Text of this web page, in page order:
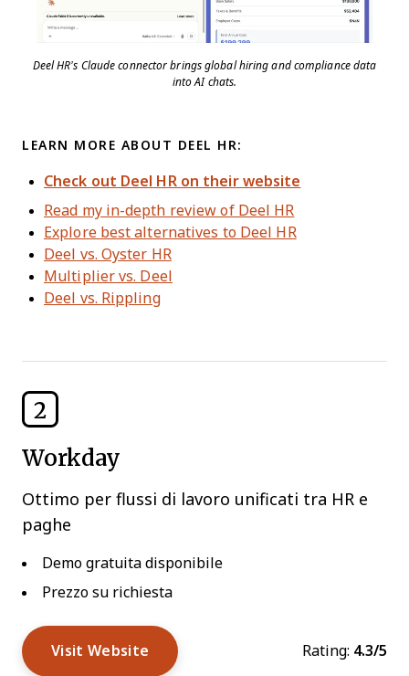
Deel HR’s Claude connector brings global hiring and compliance data
into AI chats.
LEARN MORE ABOUT DEEL HR:
Check out Deel HR on their website
Read my in-depth review of Deel HR
Explore best alternatives to Deel HR
Deel vs. Oyster HR
Multiplier vs. Deel
Deel vs. Rippling
2
Workday
Ottimo per flussi di lavoro unificati tra HR e
paghe
Demo gratuita disponibile
Prezzo su richiesta
Visit Website Rating: 4.3/5